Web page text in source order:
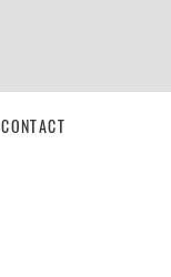
CONTACT